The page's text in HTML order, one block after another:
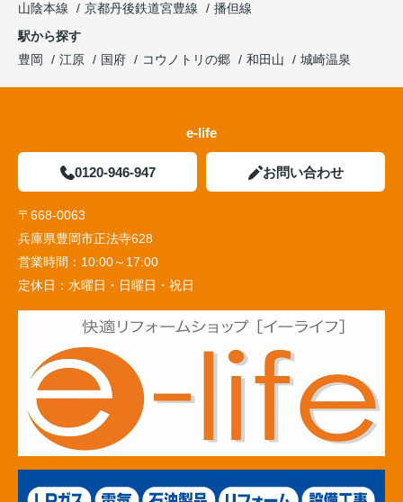
山陰本線
京都丹後鉄道宮豊線
播但線
駅から探す
豊岡
江原 国府 コウノトリの郷 和田山 城崎温泉
e-life
0120-946-947 お問い合わせ
〒668-0063
兵庫県豊岡市正法寺628
営業時間： 10:00～17:00
定休日： 水曜日・日曜日・祝日